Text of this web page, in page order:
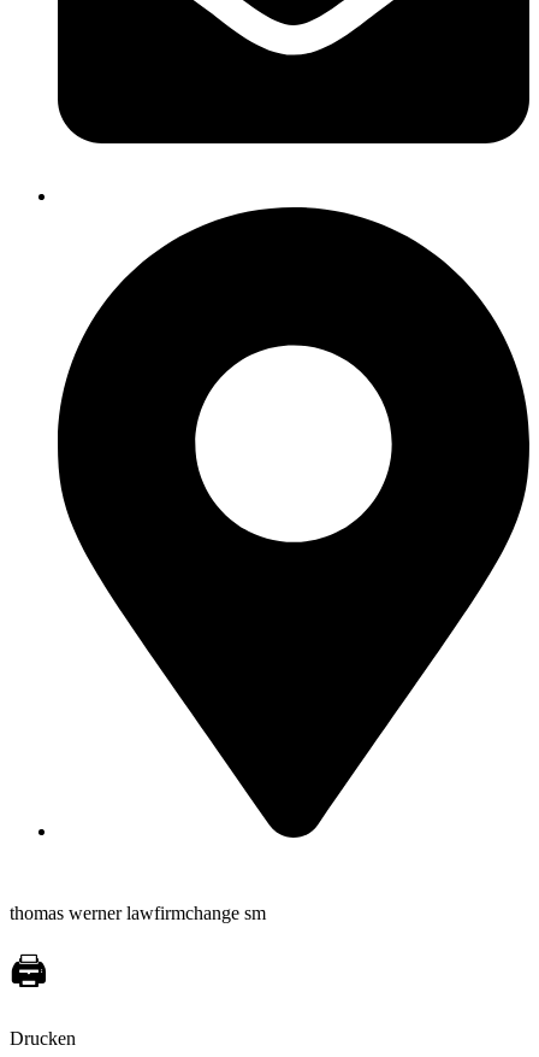
thomas werner lawfirmchange sm
🖨️
Drucken